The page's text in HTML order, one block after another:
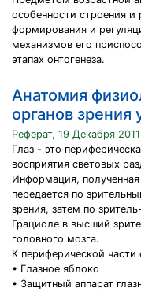
особенности строения и
формирования и
механизмов его
этапах онтогенеза.
Анатомия
органов зрения
Реферат, 19 Декабря 2011
Глаз - это
восприятия световых
Информация,
передается по
зрения, затем по
Грациоле в высший
головного мозга.
К периферической части
• Глазное яблоко
• Защитный аппарат